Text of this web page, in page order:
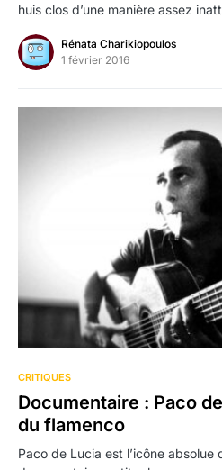
huis clos d’une manière assez
Rénata Charikiopoulos
1 février 2016
CRITIQUES
Documentaire : Paco
du flamenco
Paco de Lucia est l’icône absolue